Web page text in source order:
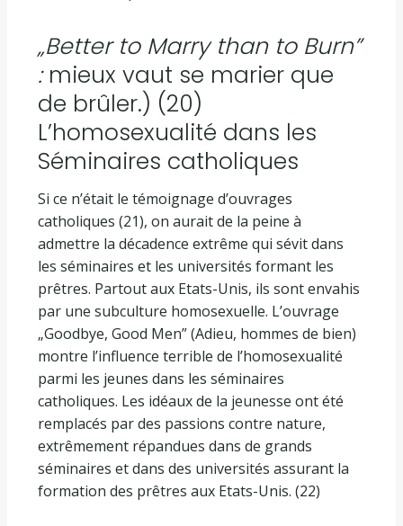
„Better to Marry than to Burn”
: mieux vaut se marier que
de brûler.) (20)
L’homosexualité dans les
Séminaires catholiques
Si ce n’était le témoignage d’ouvrages
catholiques (21), on aurait de la peine à
admettre la décadence extrême qui sévit dans
les séminaires et les universités formant les
prêtres. Partout aux Etats-Unis, ils sont envahis
par une subculture homosexuelle. L’ouvrage
„Goodbye, Good Men” (Adieu, hommes de bien)
montre l’influence terrible de l’homosexualité
parmi les jeunes dans les séminaires
catholiques. Les idéaux de la jeunesse ont été
remplacés par des passions contre nature,
extrêmement répandues dans de grands
séminaires et dans des universités assurant la
formation des prêtres aux Etats-Unis. (22)